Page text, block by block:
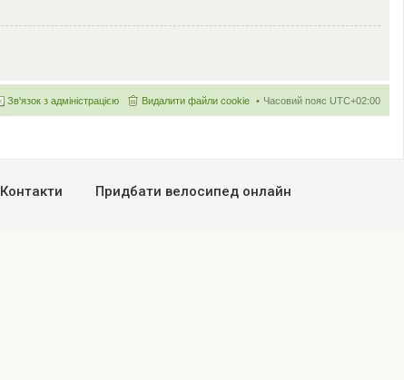
Часовий пояс UTC+02:00
Видалити файли cookie
Зв'язок з адміністрацією
Контакти Придбати велосипед онлайн